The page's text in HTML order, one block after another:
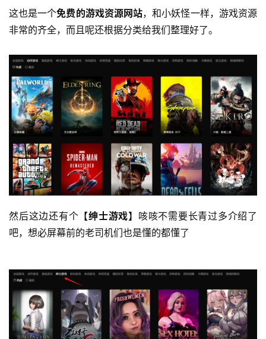
这也是一个免费的游戏资源网站，和小妖怪一样，游戏资源
非常的齐全，而且呢还根据分类给我们整理好了。
然后这边还有个 【绅士游戏】 咳咳不需要长青过多介绍了
吧，想必屏幕前的老司机们也是懂的都懂了